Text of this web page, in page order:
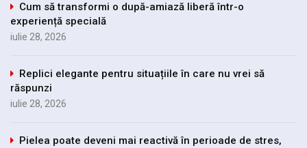
Cum să transformi o după-amiază liberă într-o
experiență specială
iulie 28, 2026
Replici elegante pentru situațiile în care nu vrei să
răspunzi
iulie 28, 2026
Pielea poate deveni mai reactivă în perioade de stres,